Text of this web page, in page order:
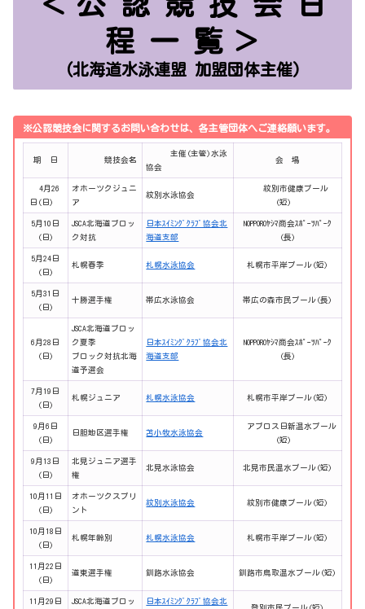
程 一 覧 ＞
(北海道水泳連盟 加盟団体主催)
※公認競技会に関するお問い合わせは、各主管団体へご連絡願います。
期 日 競技会名
主催(主管)水泳
協会
会 場
4月26
日(日)
オホーツクジュニ
ア
紋別水泳協会
紋別市健康プール
(短)
5月10日
(日)
JSCA北海道ブロッ
ク対抗
日本ｽｲﾐﾝｸﾞｸﾗﾌﾞ協会北
海道支部
NOPPOROﾔｼﾏ商会ｽﾎﾟｰﾂﾊﾟｰｸ
(長)
5月24日
(日)
札幌春季 札幌水泳協会 札幌市平岸プール(短)
5月31日
(日)
十勝選手権 帯広水泳協会 帯広の森市民プール(長)
6月28日
(日)
JSCA北海道ブロッ
ク夏季
ブロック対抗北海
道予選会
日本ｽｲﾐﾝｸﾞｸﾗﾌﾞ協会北
海道支部
NOPPOROﾔｼﾏ商会ｽﾎﾟｰﾂﾊﾟｰｸ
(長)
7月19日
(日)
札幌ジュニア 札幌水泳協会 札幌市平岸プール(短)
9月6日
(日)
日胆地区選手権 苫小牧水泳協会
アブロス日新温水プール
(短)
9月13日
(日)
北見ジュニア選手
権
北見水泳協会 北見市民温水プール(短)
10月11日
(日)
オホーツクスプリ
ント
紋別水泳協会 紋別市健康プール(短)
10月18日
(日)
札幌年齢別 札幌水泳協会 札幌市平岸プール(短)
11月22日
(日)
道東選手権 釧路水泳協会 釧路市鳥取温水プール(短)
11月29日
JSCA北海道ブロッ
日本ｽｲﾐﾝｸﾞｸﾗﾌﾞ協会北